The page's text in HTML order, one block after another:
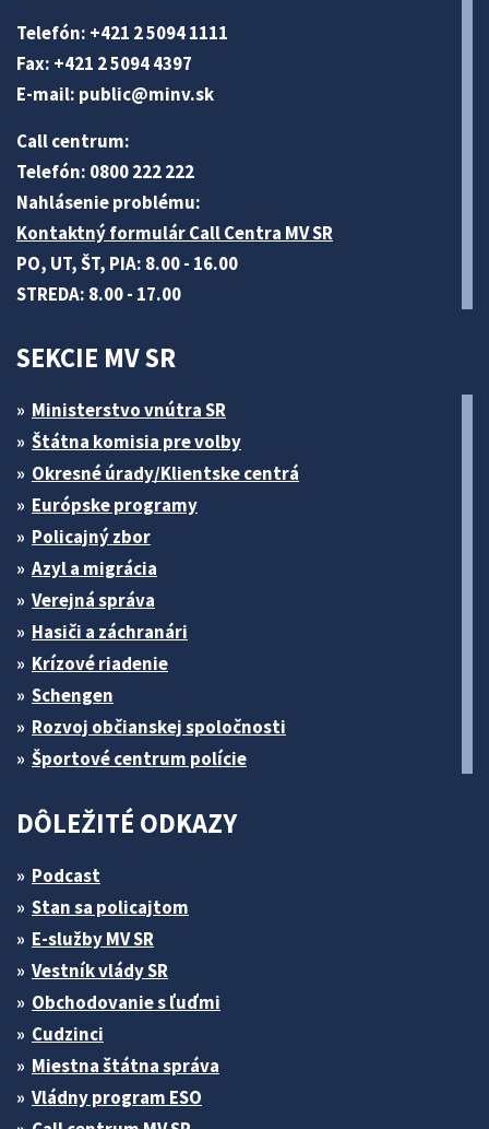
Telefón: +421 2 5094 1111
Fax: +421 2 5094 4397
E-mail: public@minv.sk
Call centrum:
Telefón: 0800 222 222
Nahlásenie problému:
Kontaktný formulár Call Centra MV SR
PO, UT, ŠT, PIA: 8.00 - 16.00
STREDA: 8.00 - 17.00
SEKCIE MV SR
Ministerstvo vnútra SR
Štátna komisia pre volby
Okresné úrady/Klientske centrá
Európske programy
Policajný zbor
Azyl a migrácia
Verejná správa
Hasiči a záchranári
Krízové riadenie
Schengen
Rozvoj občianskej spoločnosti
Športové centrum polície
DÔLEŽITÉ ODKAZY
Podcast
Stan sa policajtom
E-služby MV SR
Vestník vlády SR
Obchodovanie s ľuďmi
Cudzinci
Miestna štátna správa
Vládny program ESO